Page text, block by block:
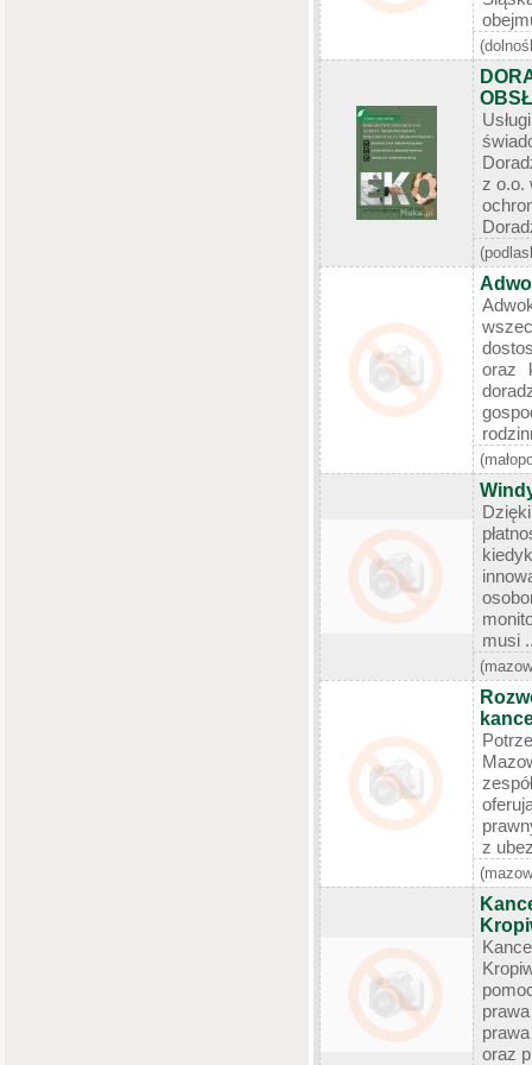
z o.o.
oraz
musi
z
oraz